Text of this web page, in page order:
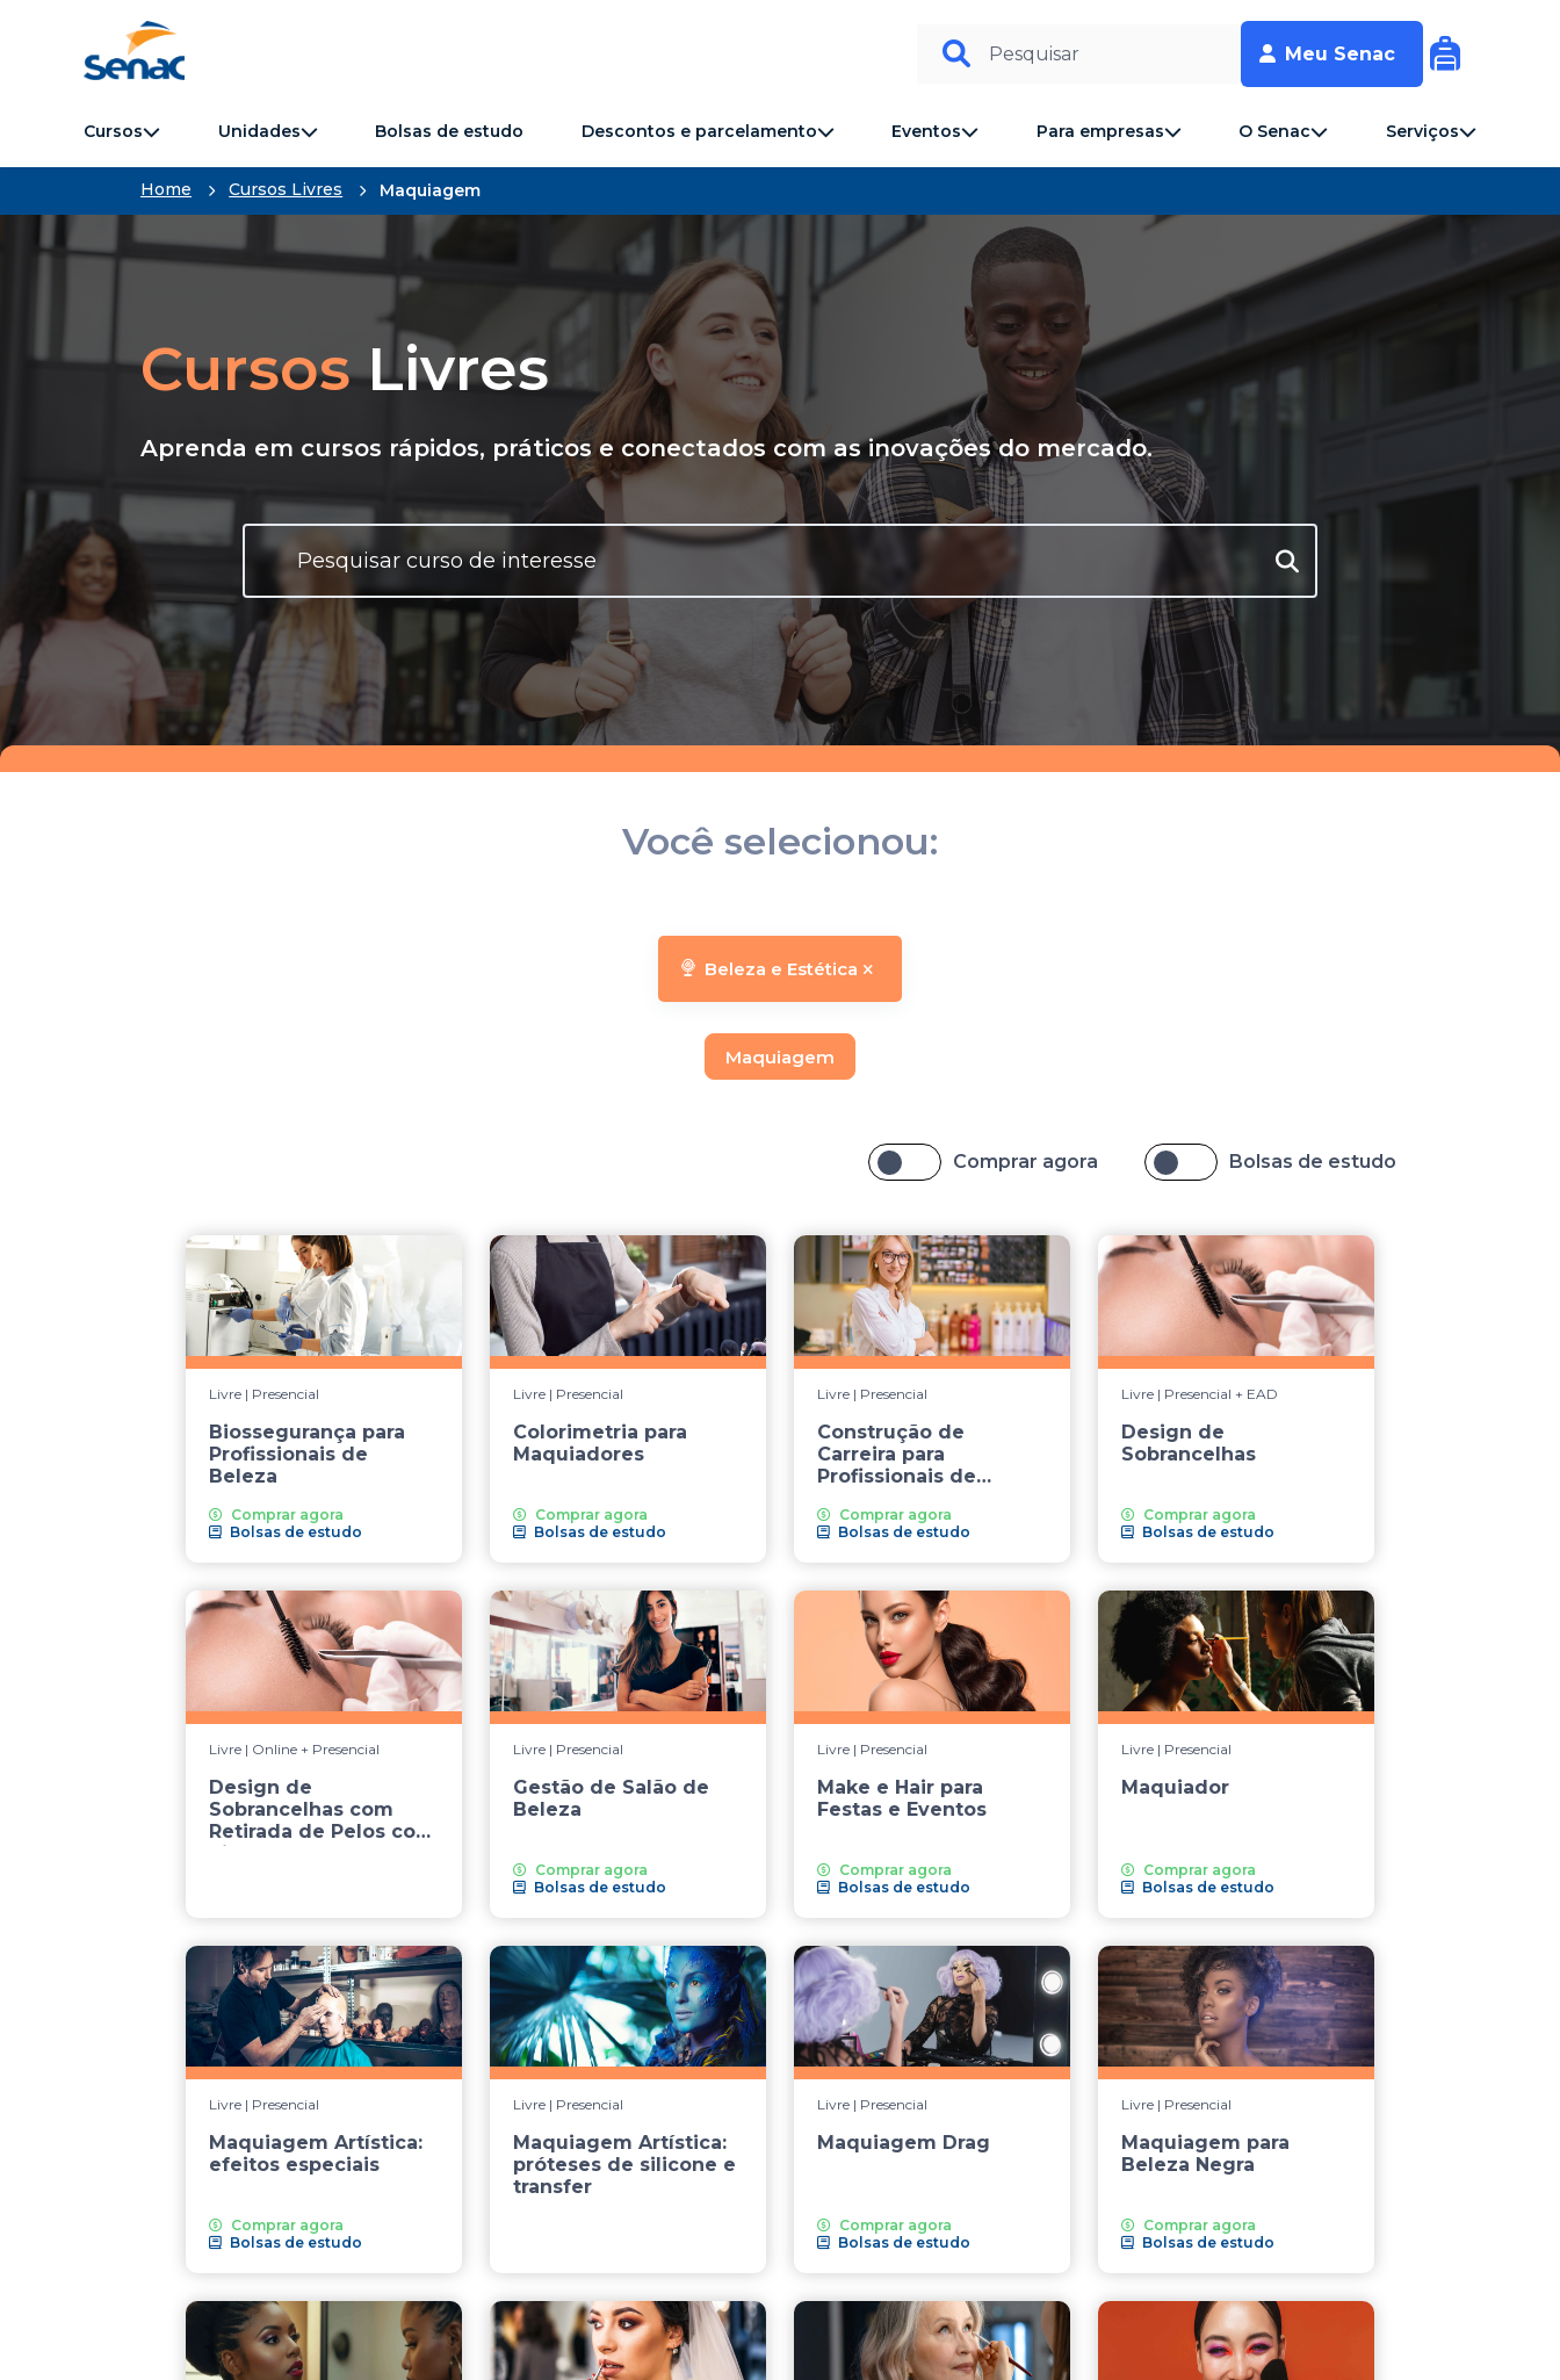
Pesquisar Meu Senac
Cursos Unidades Bolsas de estudo Descontos e parcelamento Eventos Para empresas O Senac Serviços
Home Cursos Livres Maquiagem
CursosLivres
Aprenda em cursos rápidos, práticos e conectados com as inovações do mercado.
Você selecionou:
Beleza e Estética
Maquiagem
Comprar agora Bolsas de estudo
Livre | Presencial
Biossegurança para
Profissionais de
Beleza
Comprar agora
Bolsas de estudo
Livre | Presencial
Colorimetria para
Maquiadores
Comprar agora
Bolsas de estudo
Livre | Presencial
Construção de
Carreira para
Profissionais de
Comprar agora
Bolsas de estudo
Livre | Presencial + EAD
Design de
Sobrancelhas
Comprar agora
Bolsas de estudo
Livre | Online + Presencial
Design de
Sobrancelhas com
Retirada de Pelos com
Pinça e Correç...
Livre | Presencial
Gestão de Salão de
Beleza
Comprar agora
Bolsas de estudo
Livre | Presencial
Make e Hair para
Festas e Eventos
Comprar agora
Bolsas de estudo
Livre | Presencial
Maquiador
Comprar agora
Bolsas de estudo
Livre | Presencial
Maquiagem Artística:
efeitos especiais
Comprar agora
Bolsas de estudo
Livre | Presencial
Maquiagem Artística:
próteses de silicone e
transfer
Livre | Presencial
Maquiagem Drag
Comprar agora
Bolsas de estudo
Livre | Presencial
Maquiagem para
Beleza Negra
Comprar agora
Bolsas de estudo